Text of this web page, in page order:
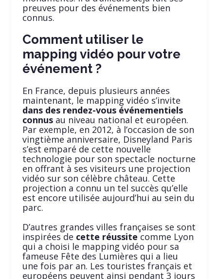
preuves pour des événements bien
connus.
Comment utiliser le
mapping vidéo pour votre
événement ?
En France, depuis plusieurs années
maintenant, le mapping vidéo s’invite
dans des rendez-vous événementiels
connusau niveau national et européen.
Par exemple, en 2012, à l’occasion de son
vingtième anniversaire, Disneyland Paris
s’est emparé de cette nouvelle
technologie pour son spectacle nocturne
en offrant à ses visiteurs une projection
vidéo sur son célèbre château. Cette
projection a connu un tel succès qu’elle
est encore utilisée aujourd’hui au sein du
parc.
D’autres grandes villes françaises se sont
inspirées de cette réussite comme Lyon
qui a choisi le mapping vidéo pour sa
fameuse Fête des Lumières qui a lieu
une fois par an. Les touristes français et
européens peuvent ainsi pendant 3 jours